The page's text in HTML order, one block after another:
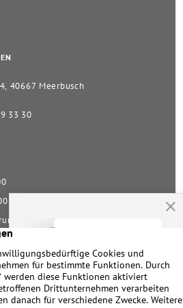
40667 Meerbusch
33 30
| Kontakt